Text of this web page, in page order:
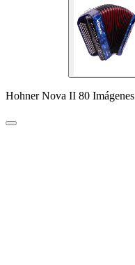
Hohner Nova II 80 Imágenes